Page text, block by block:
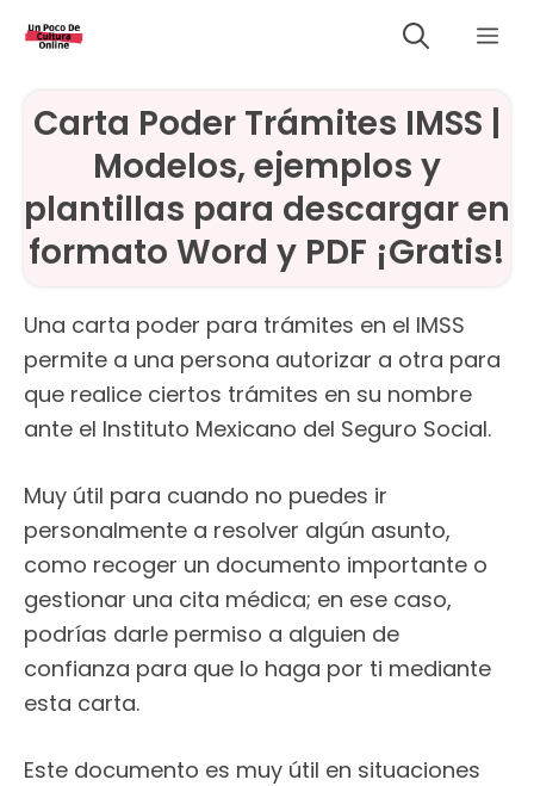
Saltar
Carta Poder Trámites IMSS |
Modelos, ejemplos y
plantillas para descargar en
formato Word y PDF ¡Gratis!
Una carta poder para trámites en el IMSS
permite a una persona autorizar a otra para
que realice ciertos trámites en su nombre
ante el Instituto Mexicano del Seguro Social.
Muy útil para cuando no puedes ir
personalmente a resolver algún asunto,
como recoger un documento importante o
gestionar una cita médica; en ese caso,
podrías darle permiso a alguien de
confianza para que lo haga por ti mediante
esta carta.
Este documento es muy útil en situaciones